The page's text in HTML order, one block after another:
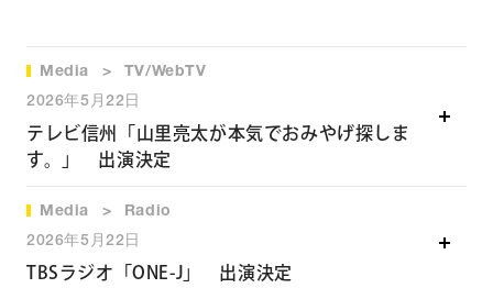
Media
TV/WebTV
2026年5月22日
テレビ信州「山里亮太が本気でおみやげ探しま
す。」 出演決定
テレビ信州「山里亮太が本気でおみやげ探します。」
2026年5月29日（金）18:58～19:56 オンエア
Media
Radio
2026年5月22日
TBSラジオ「ONE-J」 出演決定